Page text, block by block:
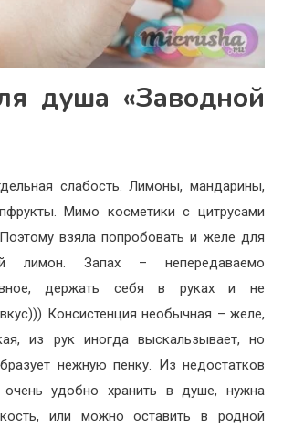
душа «Заводной
слабость. Лимоны, мандарины,
Мимо косметики с цитрусами
взяла попробовать и желе для
лимон. Запах – непередаваемо
держать себя в руках и не
Консистенция необычная – желе,
из рук иногда выскальзывает, но
нежную пенку. Из недостатков
удобно хранить в душе, нужна
или можно оставить в родной